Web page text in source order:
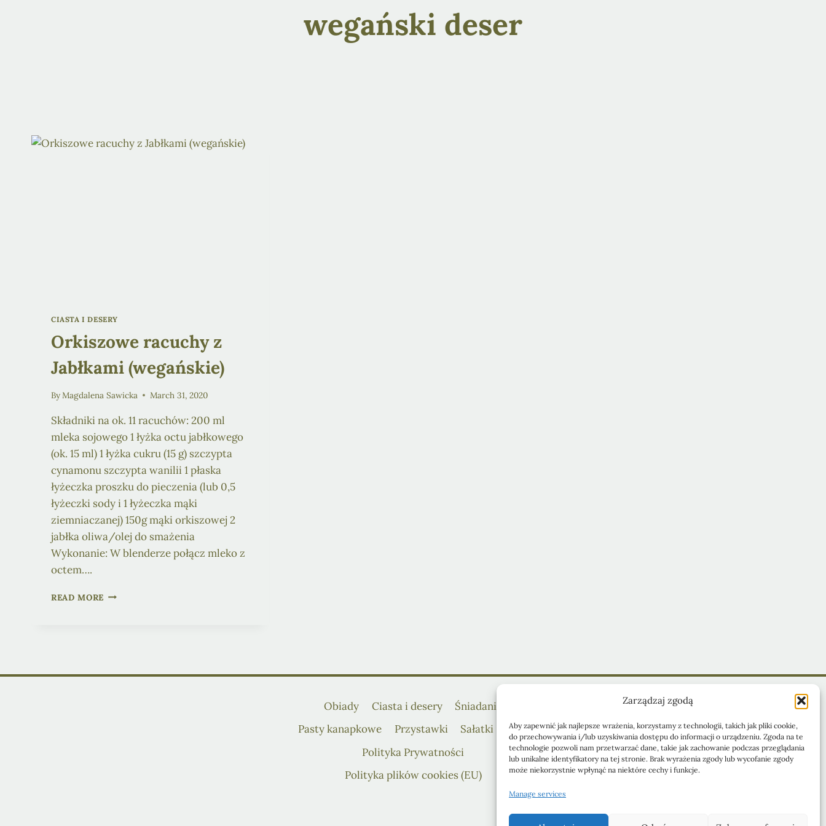
Zarządzaj zgodą
Aby zapewnić jak najlepsze wrażenia, korzystamy z technologii, takich jak pliki cookie,
do przechowywania i/lub uzyskiwania dostępu do informacji o urządzeniu. Zgoda na te
technologie pozwoli nam przetwarzać dane, takie jak zachowanie podczas przeglądania
lub unikalne identyfikatory na tej stronie. Brak wyrażenia zgody lub wycofanie zgody
może niekorzystnie wpłynąć na niektóre cechy i funkcje.
Manage services
wegański deser
CIASTA I DESERY
Orkiszowe racuchy z
Jabłkami (wegańskie)
ByMagdalena Sawicka March 31, 2020
Składniki na ok. 11 racuchów: 200 ml
mleka sojowego 1 łyżka octu jabłkowego
(ok. 15 ml) 1 łyżka cukru (15 g) szczypta
cynamonu szczypta wanilii 1 płaska
łyżeczka proszku do pieczenia (lub 0,5
łyżeczki sody i 1 łyżeczka mąki
ziemniaczanej) 150g mąki orkiszowej 2
jabłka oliwa/olej do smażenia
Wykonanie: W blenderze połącz mleko z
octem….
READ MORE ORKISZOWE
Obiady Ciasta i desery
Śniadania
Pasty kanapkowe
Przystawki Sałatki
Blog
Polityka Prywatności
Polityka plików cookies (EU)